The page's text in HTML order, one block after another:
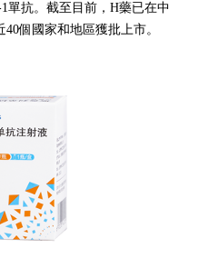
單抗。截至目前，H藥已在中
個國家和地區獲批上市。